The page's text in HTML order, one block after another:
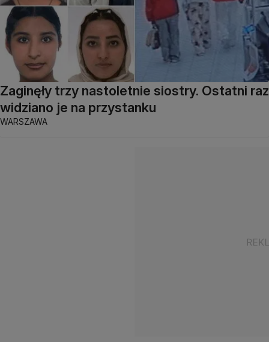
Zaginęły trzy nastoletnie siostry. Ostatni raz
widziano je na przystanku
WARSZAWA